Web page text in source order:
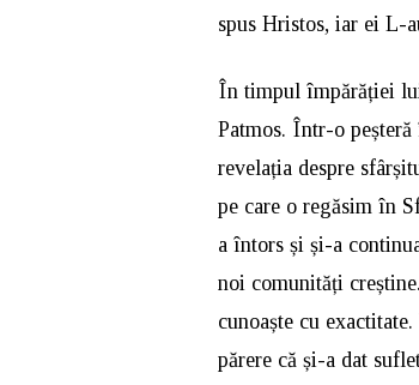
spus Hristos, iar ei L-
În timpul împărăției
Patmos. Într-o
revelația despre
pe care o regăsim în
a întors și și-a
noi comunități
cunoaște cu
părere că și-a dat